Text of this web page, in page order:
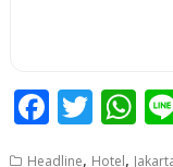
F
ac
T
w
W
h
Headline, Hotel,